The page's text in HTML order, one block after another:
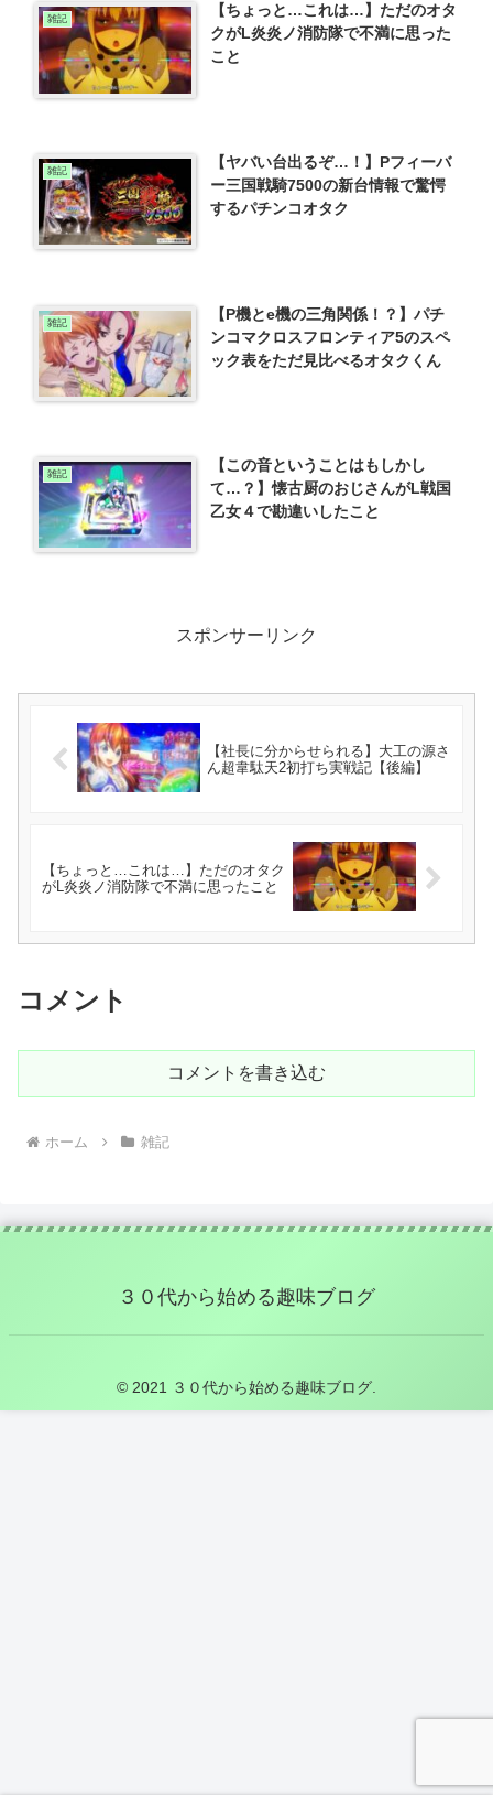
雑記
【ちょっと…これは…】ただのオタ
クがL炎炎ノ消防隊で不満に思った
こと
雑記
【ヤバい台出るぞ…！】Pフィーバ
ー三国戦騎7500の新台情報で驚愕
するパチンコオタク
雑記
【P機とe機の三角関係！？】パチ
ンコマクロスフロンティア5のスペ
ック表をただ見比べるオタクくん
雑記
【この音ということはもしかし
て…？】懐古厨のおじさんがL戦国
乙女４で勘違いしたこと
スポンサーリンク
【社長に分からせられる】大工の源さ
ん超韋駄天2初打ち実戦記【後編】
【ちょっと…これは…】ただのオタク
がL炎炎ノ消防隊で不満に思ったこと
コメント
コメントを書き込む
ホーム 雑記
３０代から始める趣味ブログ
© 2021 ３０代から始める趣味ブログ.